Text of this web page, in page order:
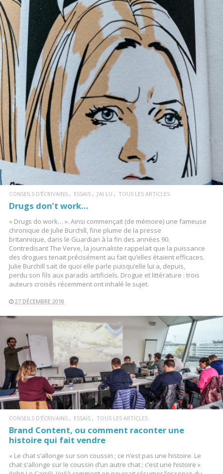
LIRE LA SUITE
CONSEILS D'ÉCRIVAINS ESSAIS J'AI LU TOUS LES ARTICLES
Drugs don’t work…
« Drugs do work… ». Ainsi commençait (de mémoire) une fameuse
chronique de Julie Burchill, fine plume de la presse
britannique, dans le Guardian à la fin des années 90.
Contredisant The Verve, la journaliste rappelait que la puissance
des drogues tenait précisément au fait qu’elles étaient efficaces.
Julie Burchill sait de quoi elle parle puisqu’elle lui a, depuis,
perdu son fils aux paradis artificiels. Drogue et littérature : trois
auteurs croisés récemment ont inhalé le sujet.
27 DÉCEMBRE 2018
LIRE LA SUITE
CONSEILS D'ÉCRIVAINS ESSAIS TOUS LES ARTICLES
Brand Content, ou comment raconter une
histoire qui fait vendre
« Le chat s’allonge sur son coussin ; ce n’est pas une histoire. Le
chat s’allonge sur le coussin d’un autre chat ; c’est une histoire »